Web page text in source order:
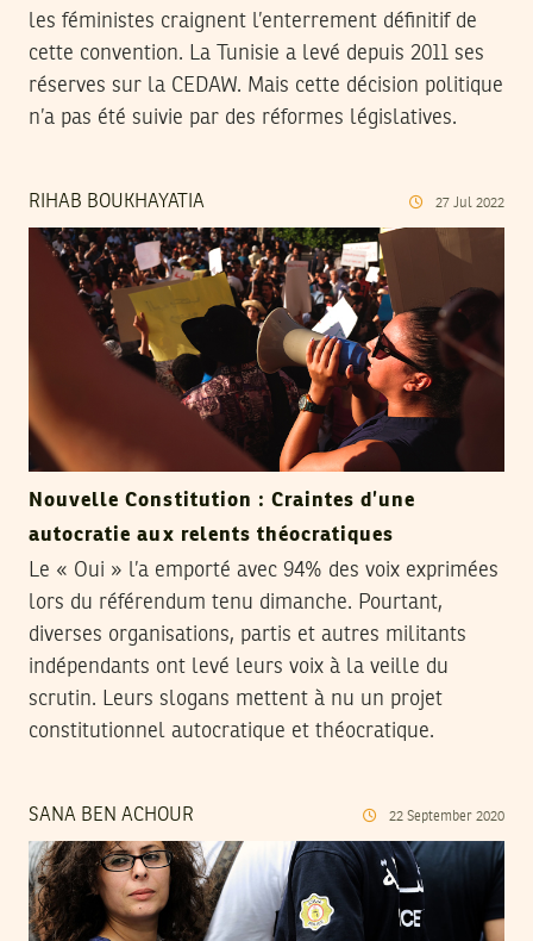
les féministes craignent l’enterrement définitif de
cette convention. La Tunisie a levé depuis 2011 ses
réserves sur la CEDAW. Mais cette décision politique
n’a pas été suivie par des réformes législatives.
RIHAB BOUKHAYATIA 27 Jul 2022
Nouvelle Constitution : Craintes d’une
autocratie aux relents théocratiques
Le « Oui » l’a emporté avec 94% des voix exprimées
lors du référendum tenu dimanche. Pourtant,
diverses organisations, partis et autres militants
indépendants ont levé leurs voix à la veille du
scrutin. Leurs slogans mettent à nu un projet
constitutionnel autocratique et théocratique.
SANA BEN ACHOUR 22 September 2020